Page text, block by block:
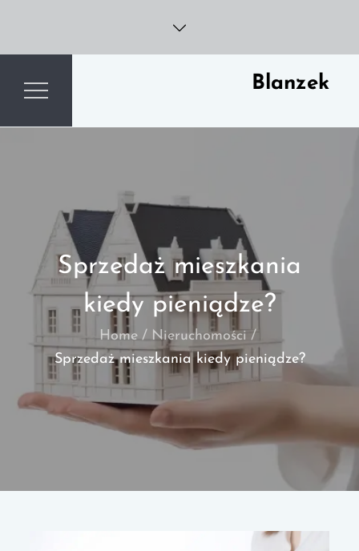
content
Blanzek
Sprzedaż mieszkania
kiedy pieniądze?
Home
Nieruchomości
Sprzedaż mieszkania kiedy pieniądze?